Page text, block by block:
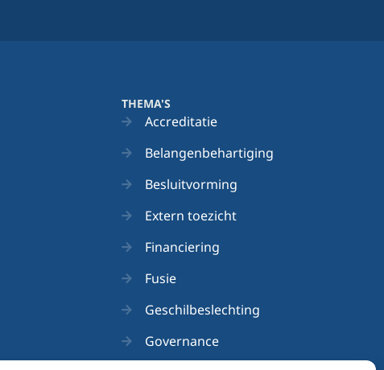
THEMA'S
Accreditatie
Belangenbehartiging
Besluitvorming
Extern toezicht
Financiering
Fusie
Geschilbeslechting
Governance